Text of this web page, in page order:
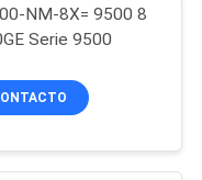
NM-8X= 9500 8
Serie 9500